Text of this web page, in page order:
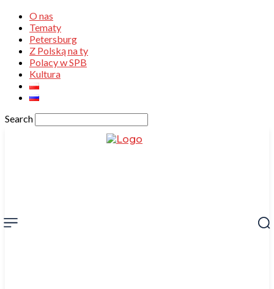
O nas
Tematy
Petersburg
Z Polską na ty
Polacy w SPB
Kultura
Search